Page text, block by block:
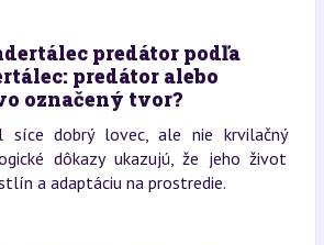
predátor podľa
predátor alebo
označený tvor?
síce dobrý lovec, ale nie krvilačný
dôkazy ukazujú, že jeho život
a adaptáciu na prostredie.